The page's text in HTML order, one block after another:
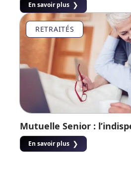
En savoir plus
RETRAITÉS
Mutuelle Senior :
En savoir plus